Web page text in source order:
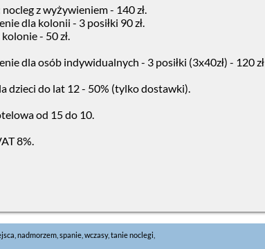
z wyżywieniem - 140 zł.
dla kolonii - 3 posiłki 90 zł.
- 50 zł.
dla osób indywidualnych - 3 posiłki (3x40zł) - 120 zł
dzieci do lat 12 - 50% (tylko dostawki).
od 15 do 10.
8%.
nadmorzem, spanie, wczasy, tanie noclegi,